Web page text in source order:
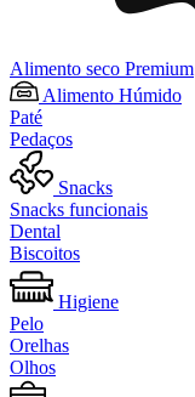
Alimento seco Premium
Alimento Húmido
Paté
Pedaços
Snacks
Snacks funcionais
Dental
Biscoitos
Higiene
Pelo
Orelhas
Olhos